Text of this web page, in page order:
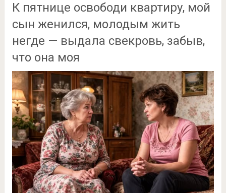
К пятнице освободи квартиру, мой
сын женился, молодым жить
негде — выдала свекровь, забыв,
что она моя